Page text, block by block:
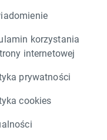
korzystania
internetowej
prywatności
cookies